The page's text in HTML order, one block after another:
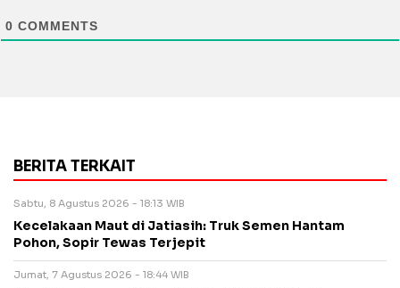
0 COMMENTS
BERITA TERKAIT
Sabtu, 8 Agustus 2026 - 18:13 WIB
Kecelakaan Maut di Jatiasih: Truk Semen Hantam
Pohon, Sopir Tewas Terjepit
Jumat, 7 Agustus 2026 - 18:44 WIB